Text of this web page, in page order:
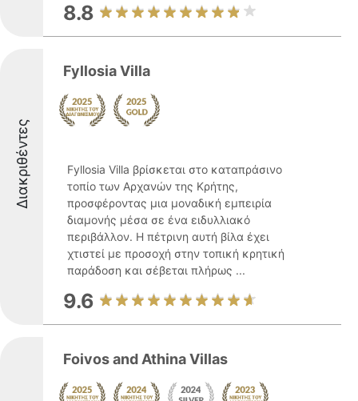
8.8
Διακριθέντες
Fyllosia Villa
Fyllosia Villa βρίσκεται στο καταπράσινο
τοπίο των Αρχανών της Κρήτης,
προσφέροντας μια μοναδική εμπειρία
διαμονής μέσα σε ένα ειδυλλιακό
περιβάλλον. Η πέτρινη αυτή βίλα έχει
χτιστεί με προσοχή στην τοπική κρητική
παράδοση και σέβεται πλήρως ...
9.6
Foivos and Athina Villas